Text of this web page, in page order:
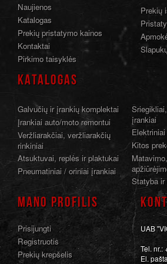
Naujienos
Katalogas
Prekių pristatymo kainos
Kontaktai
Pirkimo taisyklės
Prekių
KATALOGAS
Galvučių ir įrankių komplektai
Įrankiai auto/moto remontui
Veržliarakčiai, veržliarakčių
rinkiniai
Atsuktuvai, replės ir plaktukai
Pneumatiniai / oriniai įrankiai
įrankiai
Kitos
Statyba ir
MANO PROFILIS
Prisijungti
Registruotis
Prekių krepšelis
UAB
Tel. nr.:
El.